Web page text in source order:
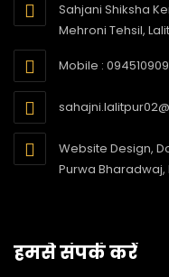
Sahjani Shiksha
Mehroni Tehsil,
Mobile :
Website Design,
Purwa
हमसे संपर्क करें